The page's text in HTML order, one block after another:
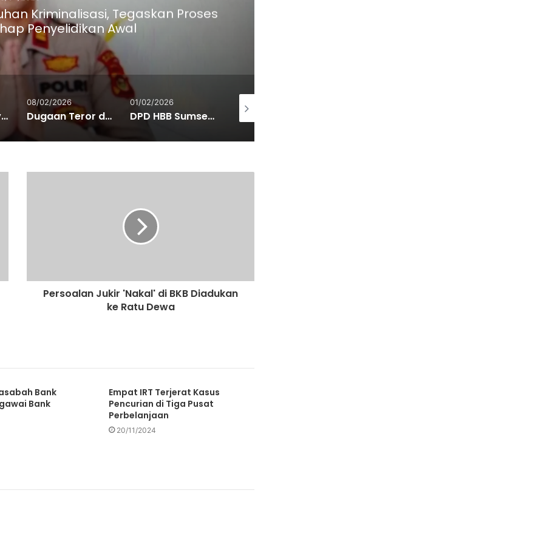
Kriminalisasi, Tegaskan Proses
Penyelidikan Awal
Kasus Tewasnya PJ di DA 41 Palembang Temui Titik Terang, Polisi Sudah Kantongi Identitas Pelaku…!.!
08/02/2026
Dugaan Teror dan Kekerasan, Karyawan Gyukaku di Palembang Dilaporkan ke Polda Sumsel
01/02/2026
DPD HBB Sumsel Dorong Polda Sumsel Hukum Berat Pelaku Pembunahan Christina, Lansia yang Jasadnya di Bakar di Kebun Sawit
Persoalan Jukir 'Nakal' di BKB Diadukan
ke Ratu Dewa
Bank
Bank
Empat IRT Terjerat Kasus
Pencurian di Tiga Pusat
Perbelanjaan
20/11/2024